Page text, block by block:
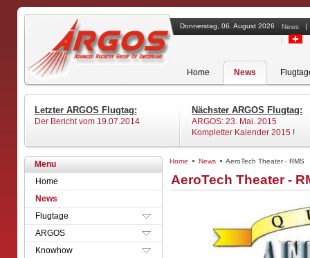
Donnerstag, 06. August 2026 News
Home News
Letzter ARGOS Flugtag:
Der Bericht vom 19.07.2014
Nächster ARGOS Flugtag:
ARGOS: 23. Mai. 2015
Kompletter Kalender 2015 !
Menu
Home
News
Flugtage
Alle
ALRS
Andere
Archiv
ARGOS
Mitgliedschaft
Versicherung
Formulare
Material
Knowhow
Raketenklassen
Finish / Lackierung
Zünder
Motorhalterung
Recovery
Elektronik
Startrampe
Sicherheit
Raketen an Schulen
Home News AeroTech Theater - RMS
AeroTech Theater -